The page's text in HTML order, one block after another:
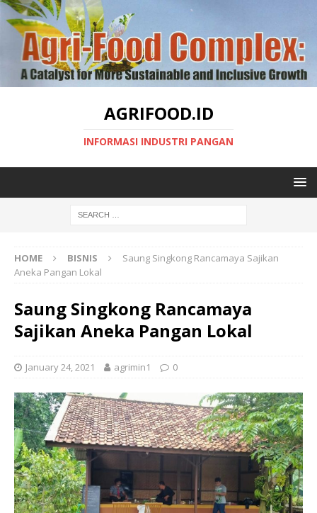
AGRIFOOD.ID
INFORMASI INDUSTRI PANGAN
HOME BISNIS
Saung Singkong Rancamaya Sajikan
Aneka Pangan Lokal
Saung Singkong Rancamaya
Sajikan Aneka Pangan Lokal
January 24, 2021 agrimin1 0